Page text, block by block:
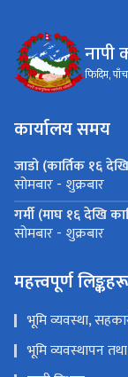
नापी
फिदिम,
कार्यालय समय
जाडो (कार्तिक १६
सोमबार - शुक्रबार
गर्मी (माघ १६ देखि
सोमबार - शुक्रबार
महत्त्वपूर्ण लिङ्कहरू
भूमि व्यवस्था,
भूमि व्यवस्थापन